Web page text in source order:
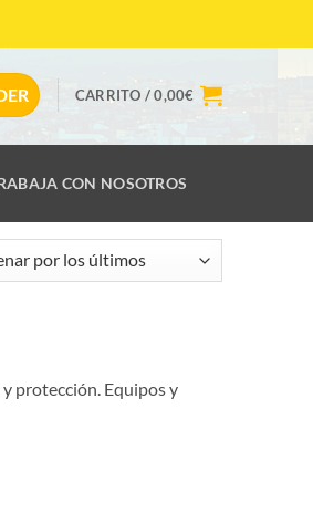
CARRITO /0,00€
CON NOSOTROS
protección. Equipos y